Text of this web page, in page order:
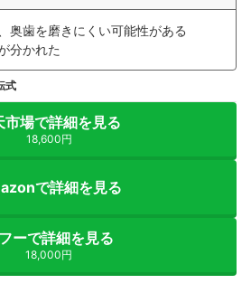
奥歯を磨きにくい可能性がある
分かれた
式
市場で詳細を見る
18,600円
で詳細を見る
ーで詳細を見る
18,000円